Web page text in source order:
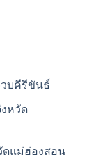
บคีรีขันธ์
หวัด
ดแม่ฮ่องสอน